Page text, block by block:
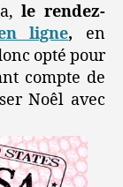
le rendez-
ligne, en
opté pour
compte de
Noêl avec